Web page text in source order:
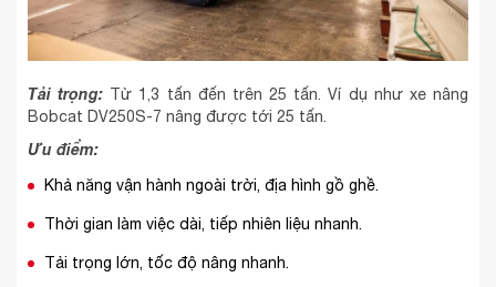
Tải trọng: Từ 1,3 tấn đến trên 25 tấn. Ví dụ như xe nâng
Bobcat DV250S-7 nâng được tới 25 tấn.
Ưu điểm:
Khả năng vận hành ngoài trời, địa hình gồ ghề.
Thời gian làm việc dài, tiếp nhiên liệu nhanh.
Tải trọng lớn, tốc độ nâng nhanh.